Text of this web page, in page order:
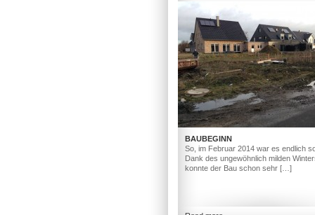
BAUBEGINN
So, im Februar 2014 war es endlich
Dank des ungewöhnlich milden
konnte der Bau schon sehr […]